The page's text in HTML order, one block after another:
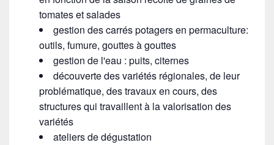
tomates et salades
gestion des carrés potagers en permaculture:
outils, fumure, gouttes à gouttes
gestion de l'eau : puits, citernes
découverte des variétés régionales, de leur
problématique, des travaux en cours, des
structures qui travaillent à la valorisation des
variétés
ateliers de dégustation